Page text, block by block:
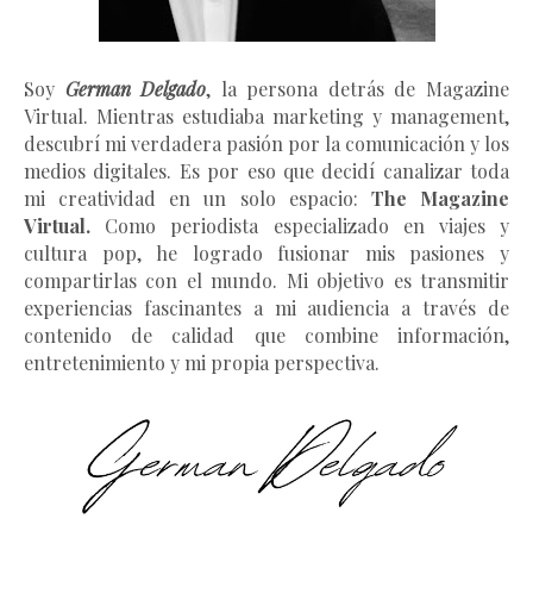
Soy German Delgado, la persona detrás de Magazine
Virtual. Mientras estudiaba marketing y management,
descubrí mi verdadera pasión por la comunicación y los
medios digitales. Es por eso que decidí canalizar toda
mi creatividad en un solo espacio: The Magazine
Virtual. Como periodista especializado en viajes y
cultura pop, he logrado fusionar mis pasiones y
compartirlas con el mundo. Mi objetivo es transmitir
experiencias fascinantes a mi audiencia a través de
contenido de calidad que combine información,
entretenimiento y mi propia perspectiva.